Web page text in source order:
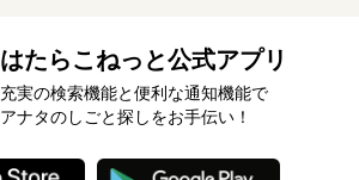
はたらこねっと公式アプリ
充実の検索機能と便利な通知機能で
アナタのしごと探しをお手伝い！